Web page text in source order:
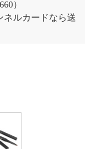
）
ネルカードなら送